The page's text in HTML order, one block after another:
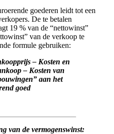
goederen leidt tot een
De te betalen
19 % van de “nettowinst”
van de verkoop te
formule gebruiken:
– Kosten en
– Kosten van
aan het
goed
van de vermogenswinst: